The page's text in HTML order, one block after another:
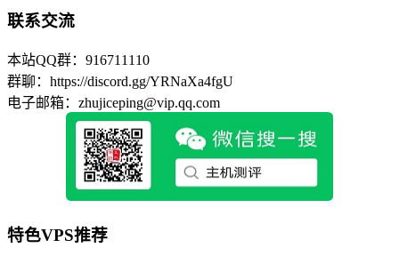
联系交流
本站QQ群：916711110
群聊：https://discord.gg/YRNaXa4fgU
电子邮箱：zhujiceping@vip.qq.com
特色VPS推荐